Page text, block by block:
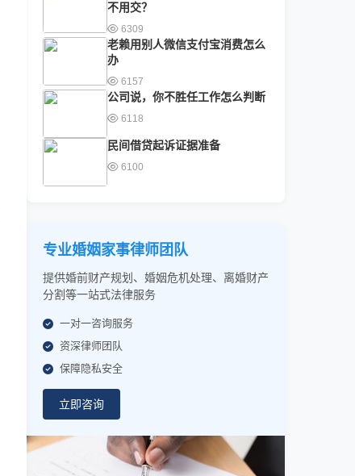
不用交？
6309
老赖用别人微信支付宝消费怎么
办
6157
公司说，你不胜任工作怎么判断
6118
民间借贷起诉证据准备
6100
专业婚姻家事律师团队
提供婚前财产规划、婚姻危机处理、离婚财产
分割等一站式法律服务
一对一咨询服务
资深律师团队
保障隐私安全
立即咨询